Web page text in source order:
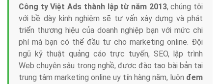
Công ty Việt Ads thành lập từ năm 2013, chúng tôi
với bề dày kinh nghiệm sẽ tư vấn xây dựng và phát
triển thương hiệu của doanh nghiệp bạn với mức chi
phí mà bạn có thể đầu tư cho marketing online. Đội
ngũ kỹ thuật quảng cáo trực tuyến, SEO, lập trình
Web chuyên sâu trong nghề, được đào tạo bài bản tại
trung tâm marketing online uy tín hàng năm, luôn đem